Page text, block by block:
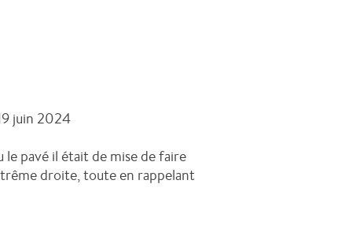
juin 2024
pavé il était de mise de faire
droite, toute en rappelant